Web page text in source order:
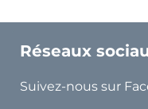
Réseaux
Suivez-nous sur